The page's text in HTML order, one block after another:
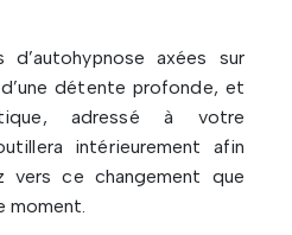
d’autohypnose axées sur
détente profonde, et
adressé à votre
intérieurement afin
vers ce changement que
moment.